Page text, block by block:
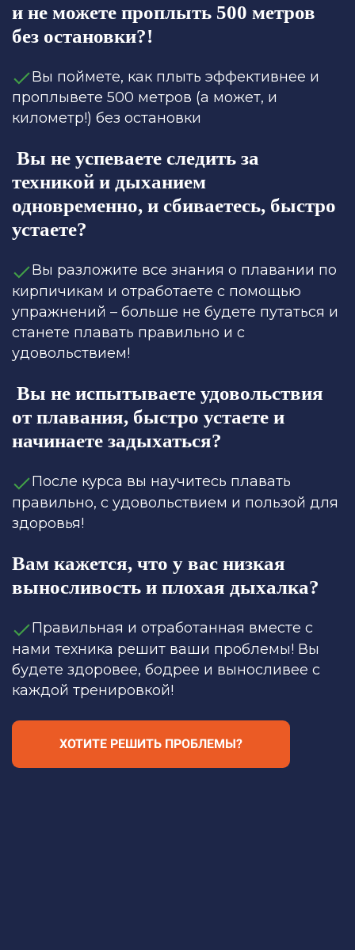
и не можете проплыть 500 метров
без остановки?!
Вы поймете, как плыть эффективнее и
проплывете 500 метров (а может, и
километр!) без остановки
Вы не успеваете следить за
техникой и дыханием
одновременно, и сбиваетесь, быстро
устаете?
Вы разложите все знания о плавании по
кирпичикам и отработаете с помощью
упражнений – больше не будете путаться и
станете плавать правильно и с
удовольствием!
Вы не испытываете удовольствия
от плавания, быстро устаете и
начинаете задыхаться?
После курса вы научитесь плавать
правильно, с удовольствием и пользой для
здоровья!
Вам кажется, что у вас низкая
выносливость и плохая дыхалка?
Правильная и отработанная вместе с
нами техника решит ваши проблемы! Вы
будете здоровее, бодрее и выносливее с
каждой тренировкой!
ХОТИТЕ РЕШИТЬ ПРОБЛЕМЫ?